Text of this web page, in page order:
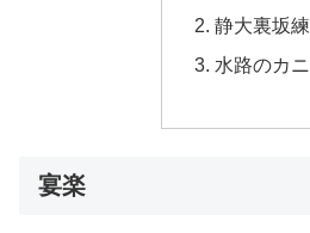
静大裏坂練
水路のカニ
宴楽